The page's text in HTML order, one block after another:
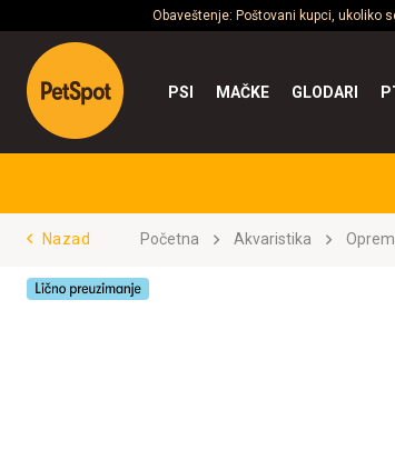
Obaveštenje: Poštovani kupci, ukoliko
PSI MAČKE GLODARI
Nazad Početna Akvaristika